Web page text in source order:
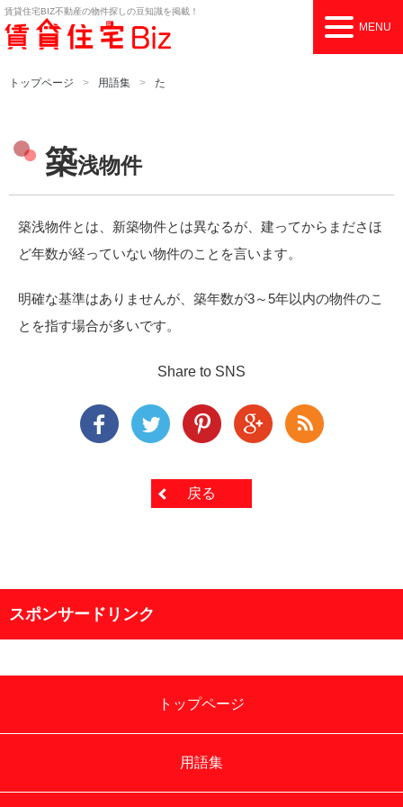
賃貸住宅BIZ不動産の物件探しの豆知識を掲載！
MENU
トップページ 用語集 た
築浅物件
築浅物件とは、新築物件とは異なるが、建ってからまださほ
ど年数が経っていない物件のことを言います。
明確な基準はありませんが、築年数が3～5年以内の物件のこ
とを指す場合が多いです。
Share to SNS
戻る
スポンサードリンク
トップページ
用語集